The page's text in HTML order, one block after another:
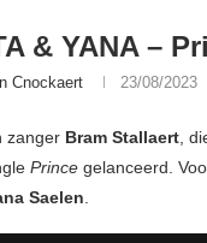
& YANA –
Cnockaert 23/08/2023
zanger Bram Stallaert,
Prince gelanceerd.
Saelen.